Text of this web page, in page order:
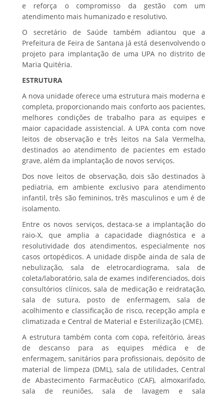
e reforça o compromisso da gestão com um
atendimento mais humanizado e resolutivo.
O secretário de Saúde também adiantou que a
Prefeitura de Feira de Santana já está desenvolvendo o
projeto para implantação de uma UPA no distrito de
Maria Quitéria.
ESTRUTURA
A nova unidade oferece uma estrutura mais moderna e
completa, proporcionando mais conforto aos pacientes,
melhores condições de trabalho para as equipes e
maior capacidade assistencial. A UPA conta com nove
leitos de observação e três leitos na Sala Vermelha,
destinados ao atendimento de pacientes em estado
grave, além da implantação de novos serviços.
Dos nove leitos de observação, dois são destinados à
pediatria, em ambiente exclusivo para atendimento
infantil, três são femininos, três masculinos e um é de
isolamento.
Entre os novos serviços, destaca-se a implantação do
raio-X, que amplia a capacidade diagnóstica e a
resolutividade dos atendimentos, especialmente nos
casos ortopédicos. A unidade dispõe ainda de sala de
nebulização, sala de eletrocardiograma, sala de
coleta/laboratório, sala de exames indiferenciados, dois
consultórios clínicos, sala de medicação e reidratação,
sala de sutura, posto de enfermagem, sala de
acolhimento e classificação de risco, recepção ampla e
climatizada e Central de Material e Esterilização (CME).
A estrutura também conta com copa, refeitório, áreas
de descanso para as equipes médica e de
enfermagem, sanitários para profissionais, depósito de
material de limpeza (DML), sala de utilidades, Central
de Abastecimento Farmacêutico (CAF), almoxarifado,
sala de reuniões, sala de lavagem e sala